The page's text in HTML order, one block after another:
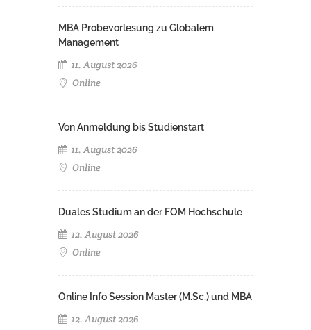
MBA Probevorlesung zu Globalem
Management
11. August 2026
Online
Von Anmeldung bis Studienstart
11. August 2026
Online
Duales Studium an der FOM Hochschule
12. August 2026
Online
Online Info Session Master (M.Sc.) und MBA
12. August 2026